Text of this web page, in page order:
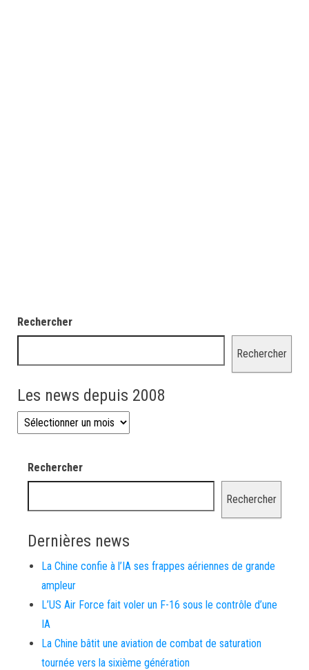
Rechercher
Rechercher
Les news depuis 2008
Les news depuis 2008
Rechercher
Rechercher
Dernières news
La Chine confie à l’IA ses frappes aériennes de grande
ampleur
L’US Air Force fait voler un F-16 sous le contrôle d’une
IA
La Chine bâtit une aviation de combat de saturation
tournée vers la sixième génération